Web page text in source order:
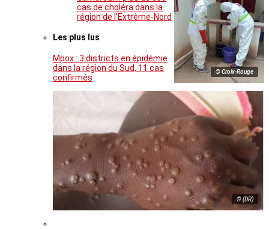
© Croix-Rouge
cas de choléra dans la
région de l’Extrême-Nord
Les plus lus
Mpox : 3 districts en épidémie
dans la région du Sud, 11 cas
confirmés
© (DR)